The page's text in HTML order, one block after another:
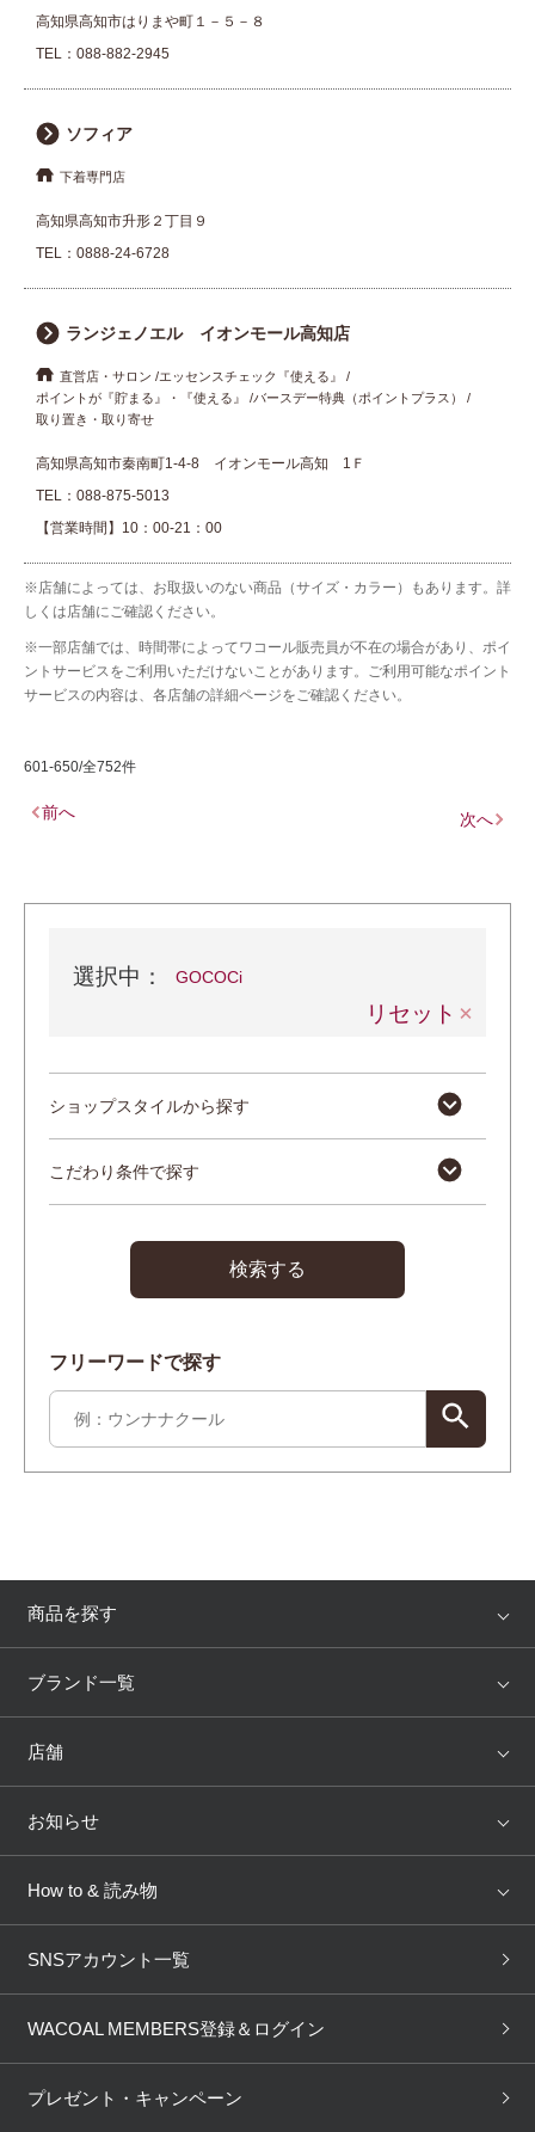
高知県高知市はりまや町１－５－８
TEL： 088-882-2945
ソフィア
下着専門店
高知県高知市升形２丁目９
TEL： 0888-24-6728
ランジェノエル イオンモール高知店
直営店・サロン
エッセンスチェック『使える』
ポイントが『貯まる』・『使える』
バースデー特典（ポイントプラス）
取り置き・取り寄せ
高知県高知市秦南町1-4-8 イオンモール高知 1Ｆ
TEL： 088-875-5013
【営業時間】10：00-21：00
※店舗によっては、お取扱いのない商品（サイズ・カラー）もあります。詳
しくは店舗にご確認ください。
※一部店舗では、時間帯によってワコール販売員が不在の場合があり、ポイ
ントサービスをご利用いただけないことがあります。ご利用可能なポイント
サービスの内容は、各店舗の詳細ページをご確認ください。
601-650/全752件
前へ 次へ
選択中： GOCOCi
リセット
ショップスタイルから探す
こだわり条件で探す
検索する
フリーワードで探す
商品を探す
アイテム
トピックス
ブランド一覧
WACOAL
AMPHI une nana cool
OUR WACOAL
WACOAL Remamma Mens Innerwear
店舗
店舗を探す
ブラ無料診断
3Dボディスキャン
お知らせ
新着情報
商品回収
ニュース＆トピックス
How to & 読み物
下着の基礎知識
ブラパン ワコールスタイル
SNSアカウント一覧
WACOAL MEMBERS登録＆ログイン
プレゼント・キャンペーン